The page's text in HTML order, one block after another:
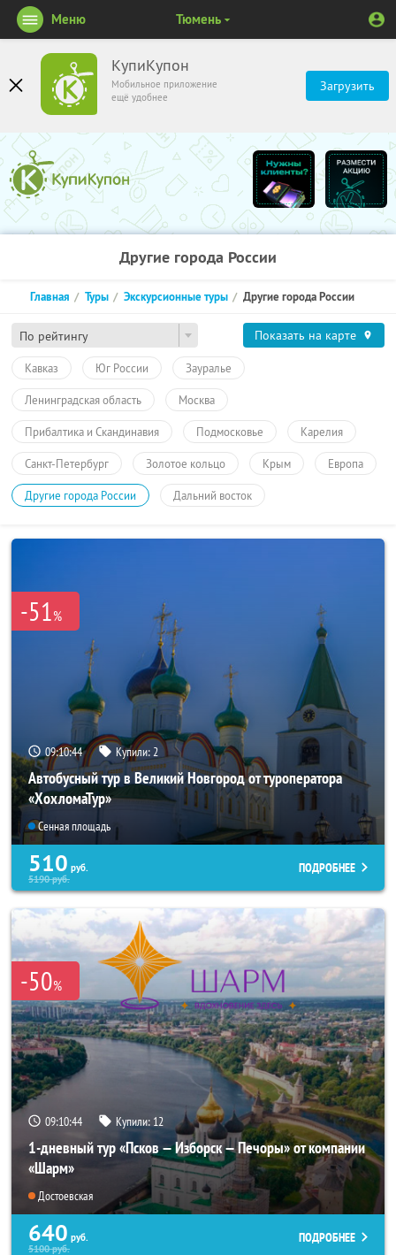
КупиКупон
Мобильное приложение
ещё удобнее
Загрузить
Меню Тюмень
Другие города России
По рейтингу
Главная Туры Экскурсионные туры Другие города России
Показать на карте
Кавказ Юг России Зауралье
Ленинградская область Москва
Прибалтика и Скандинавия Подмосковье Карелия
Санкт-Петербург Золотое кольцо Крым Европа
Другие города России Дальний восток
-51%
09:10:44 Купили: 2
Автобусный тур в Великий Новгород от туроператора
«ХохломаТур»
Сенная площадь
510 руб.
5190руб.
ПОДРОБНЕЕ
-50%
09:10:44 Купили: 12
1-дневный тур «Псков — Изборск — Печоры» от компании
«Шарм»
Достоевская
640 руб.
5100руб.
ПОДРОБНЕЕ